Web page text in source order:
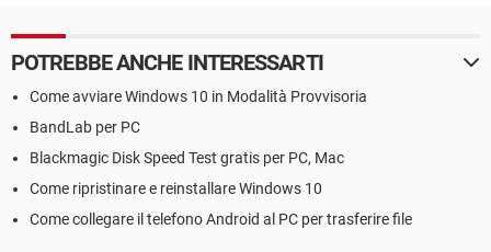
POTREBBE ANCHE INTERESSARTI
Come avviare Windows 10 in Modalità Provvisoria
BandLab per PC
Blackmagic Disk Speed Test gratis per PC, Mac
Come ripristinare e reinstallare Windows 10
Come collegare il telefono Android al PC per trasferire file